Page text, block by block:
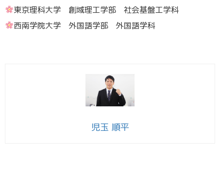
東京理科大学 創域理工学部 社会基盤工学科
西南学院大学 外国語学部 外国語学科
児玉 順平